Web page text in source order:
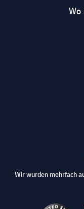
Wo
Wir wurden mehrfach